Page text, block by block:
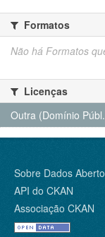
Formatos
Não há Formatos
Licenças
Outra (Domínio
Sobre Dados
API do CKAN
Associação CKAN